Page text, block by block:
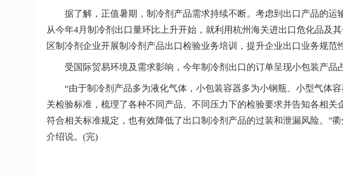
据了解，正值暑期，制冷剂产品需求持续不断。考虑到出口产品的运
从今年4月制冷剂出口量环比上升开始，就利用杭州海关进出口危化品及
区制冷剂企业开展制冷剂产品出口检验业务培训，提升企业出口业务规范
受国际贸易环境及需求影响，今年制冷剂出口的订单呈现小包装产品
“由于制冷剂产品多为液化气体，小包装容器多为小钢瓶、小型气体
关检验标准，梳理了各种不同产品、不同压力下的检验要求并告知各相关
符合相关标准规定，也有效降低了出口制冷剂产品的过装和泄漏风险。”
介绍说。(完)